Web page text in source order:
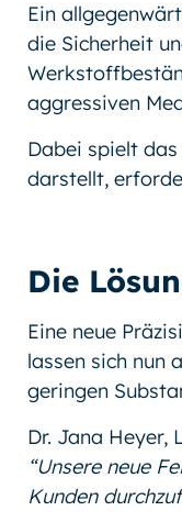
Ein
die Sicherheit
aggressiven
Dabei spielt
darstellt,
Die
Eine neue
lassen sich nun
geringen
Dr. Jana Heyer,
“Unsere neue
Kunden